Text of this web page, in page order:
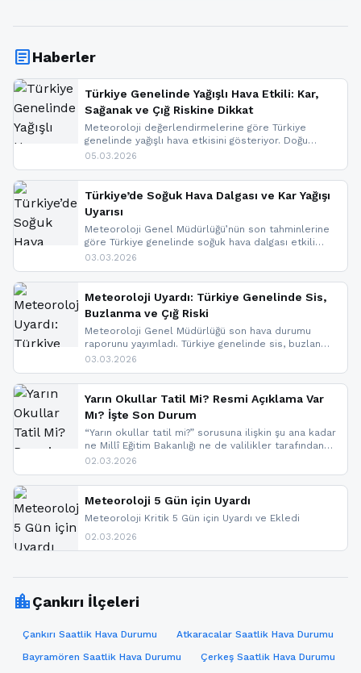
articleHaberler
Türkiye Genelinde Yağışlı Hava Etkili: Kar,
Sağanak ve Çığ Riskine Dikkat
Meteoroloji değerlendirmelerine göre Türkiye
genelinde yağışlı hava etkisini gösteriyor. Doğu
bölgelerinde kar yağışı beklenirken Marmara ve
ise çığ tehlikesi bulunuyor. İç kesimlerde sis ve pus
nedeniyle görüş mesafesinde azalma
yaşanabileceği belirtiliyor.
05.03.2026
Türkiye’de Soğuk Hava Dalgası ve Kar Yağışı
Uyarısı
Meteoroloji Genel Müdürlüğü’nün son tahminlerine
göre Türkiye genelinde soğuk hava dalgası etkili
oluyor. Birçok il için kar yağışı ve buzlanma uyarısı
03.03.2026
Meteoroloji Uyardı: Türkiye Genelinde Sis,
Buzlanma ve Çığ Riski
Meteoroloji Genel Müdürlüğü son hava durumu
raporunu yayımladı. Türkiye genelinde sis, buzlanma
ve don beklenirken Doğu Anadolu ve Doğu
yapıldı. İşte son dakika meteoroloji gelişmeleri.
03.03.2026
Yarın Okullar Tatil Mi? Resmi Açıklama Var
Mı? İşte Son Durum
“Yarın okullar tatil mi?” sorusuna ilişkin şu ana kadar
ne Millî Eğitim Bakanlığı ne de valilikler tarafından
yapılmış resmi bir tatil açıklaması bulunmamaktadır.
paylaşacağız. En hızlı şekilde haberdar olmak için
sitemizi takip edebilir ve bildirimleri açabilirsiniz.
02.03.2026
Meteoroloji 5 Gün için Uyardı
Meteoroloji Kritik 5 Gün için Uyardı ve Ekledi
02.03.2026
location_cityÇankırı İlçeleri
Çankırı Saatlik Hava Durumu
Atkaracalar Saatlik Hava Durumu
Bayramören Saatlik Hava Durumu
Çerkeş Saatlik Hava Durumu